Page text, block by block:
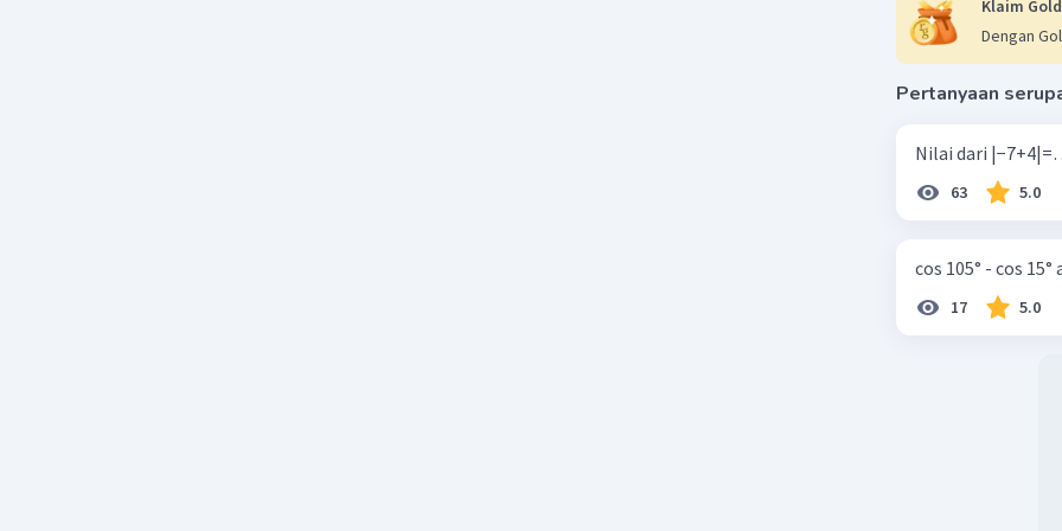
1.
3.
Klaim
Dengan
Pertanyaan
63 5.0
cos 105° - cos 15°
17 5.0